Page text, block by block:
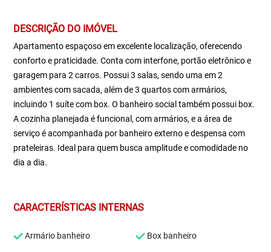
DESCRIÇÃO DO IMÓVEL
Apartamento espaçoso em excelente localização, oferecendo
conforto e praticidade. Conta com interfone, portão eletrônico e
garagem para 2 carros. Possui 3 salas, sendo uma em 2
ambientes com sacada, além de 3 quartos com armários,
incluindo 1 suíte com box. O banheiro social também possui box.
A cozinha planejada é funcional, com armários, e a área de
serviço é acompanhada por banheiro externo e despensa com
prateleiras. Ideal para quem busca amplitude e comodidade no
dia a dia.
CARACTERÍSTICAS INTERNAS
Armário banheiro Box banheiro